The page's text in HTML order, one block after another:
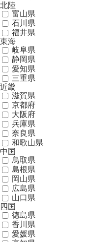
北陸
富山県
石川県
福井県
東海
岐阜県
静岡県
愛知県
三重県
近畿
滋賀県
京都府
大阪府
兵庫県
奈良県
和歌山県
中国
鳥取県
島根県
岡山県
広島県
山口県
四国
徳島県
香川県
愛媛県